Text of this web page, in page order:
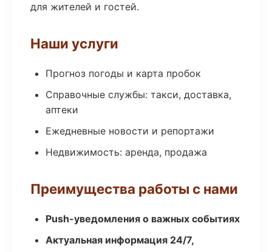
для жителей и гостей.
Наши услуги
Прогноз погоды и карта пробок
Справочные службы: такси, доставка,
аптеки
Ежедневные новости и репортажи
Недвижимость: аренда, продажа
Преимущества работы с нами
Push-уведомления о важных событиях
Актуальная информация 24/7,